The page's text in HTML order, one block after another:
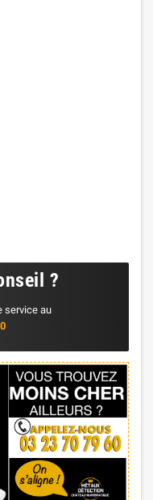
?
service au